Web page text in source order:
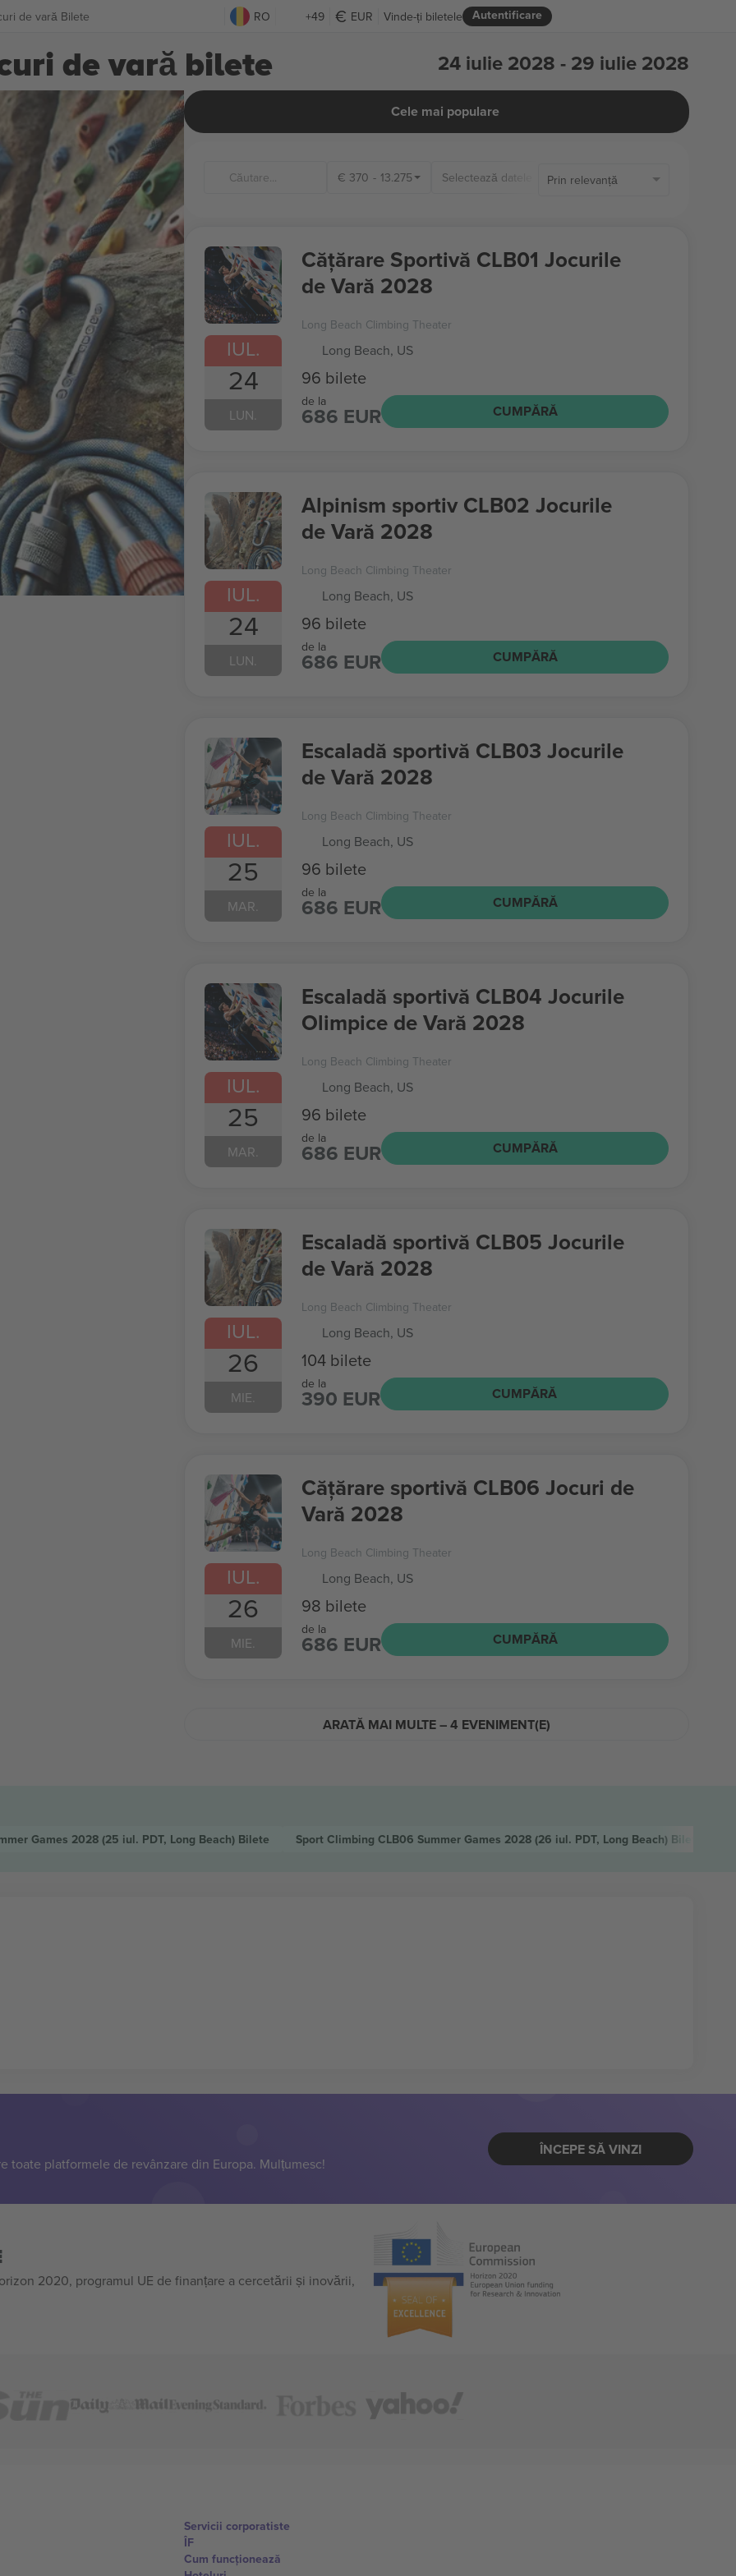
de vară Bilete RO +49 EUR Autentificare
Vinde-ți biletele
de vară bilete 24 iulie 2028 - 29 iulie 2028
Cele mai populare
€ 370 - 13.275 Prin relevanță
IUL.
24
LUN.
Cățărare Sportivă CLB01 Jocurile
de Vară 2028
Long Beach Climbing Theater
Long Beach, US
96 bilete
de la
686 EUR CUMPĂRĂ
IUL.
24
LUN.
Alpinism sportiv CLB02 Jocurile
de Vară 2028
Long Beach Climbing Theater
Long Beach, US
96 bilete
de la
686 EUR CUMPĂRĂ
IUL.
25
MAR.
Escaladă sportivă CLB03 Jocurile
de Vară 2028
Long Beach Climbing Theater
Long Beach, US
96 bilete
de la
686 EUR CUMPĂRĂ
IUL.
25
MAR.
Escaladă sportivă CLB04 Jocurile
Olimpice de Vară 2028
Long Beach Climbing Theater
Long Beach, US
96 bilete
de la
686 EUR CUMPĂRĂ
IUL.
26
MIE.
Escaladă sportivă CLB05 Jocurile
de Vară 2028
Long Beach Climbing Theater
Long Beach, US
104 bilete
de la
390 EUR CUMPĂRĂ
IUL.
26
MIE.
Cățărare sportivă CLB06 Jocuri de
Vară 2028
Long Beach Climbing Theater
Long Beach, US
98 bilete
de la
686 EUR CUMPĂRĂ
ARATĂ MAI MULTE – 4 EVENIMENT(E)
Games 2028(25 iul. PDT, Long Beach) Bilete Sport Climbing CLB06 Summer Games 2028 (26 iul. PDT, Long Beach) Bilete
toate platformele de revânzare din Europa. Mulțumesc!
ÎNCEPE SĂ VINZI
2020, programul UE de finanțare a cercetării și inovării,
Servicii corporatiste
ÎF
Cum funcționează